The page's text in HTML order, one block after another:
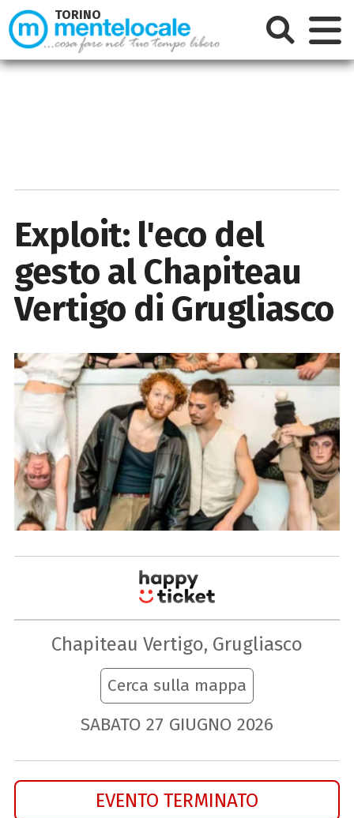
Exploit: l'eco del
gesto al Chapiteau
Vertigo di Grugliasco
Chapiteau Vertigo, Grugliasco
Cerca sulla mappa
SABATO 27 GIUGNO 2026
EVENTO TERMINATO
TORINO